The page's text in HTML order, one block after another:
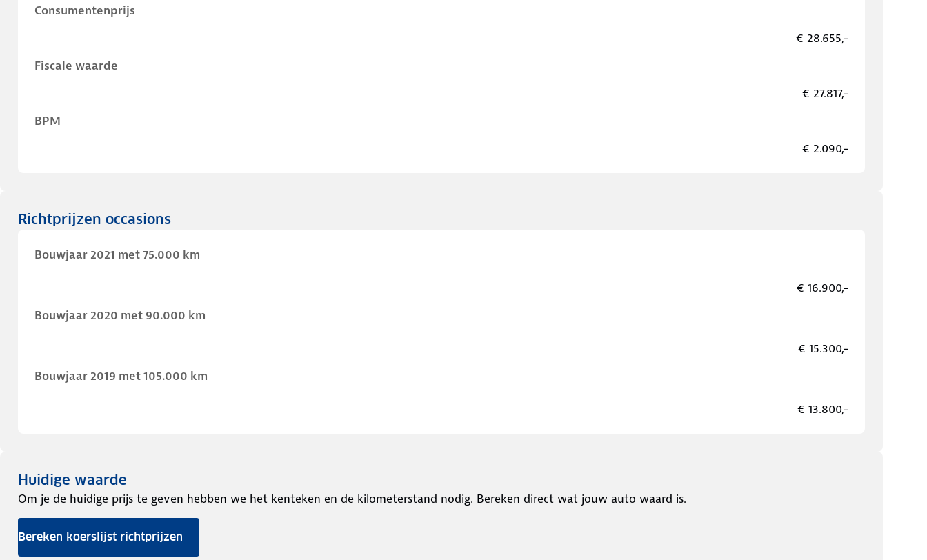
Consumentenprijs
€ 28.655,-
Fiscale waarde
€ 27.817,-
BPM
€ 2.090,-
Richtprijzen occasions
Bouwjaar 2021 met 75.000 km
€ 16.900,-
Bouwjaar 2020 met 90.000 km
€ 15.300,-
Bouwjaar 2019 met 105.000 km
€ 13.800,-
Huidige waarde
Om je de huidige prijs te geven hebben we het kenteken en de kilometerstand nodig. Bereken direct wat jouw auto waard is.
Bereken koerslijst richtprijzen